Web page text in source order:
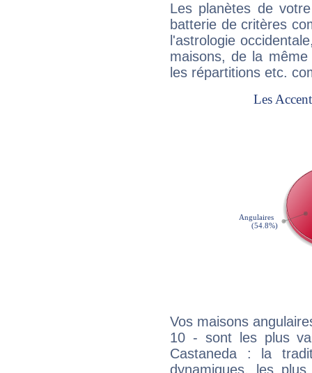
Les planètes de
batterie de critères
l'astrologie
maisons, de la
les répartitions etc.
Vos maisons
10 - sont les plus
Castaneda : la
dynamiques, les